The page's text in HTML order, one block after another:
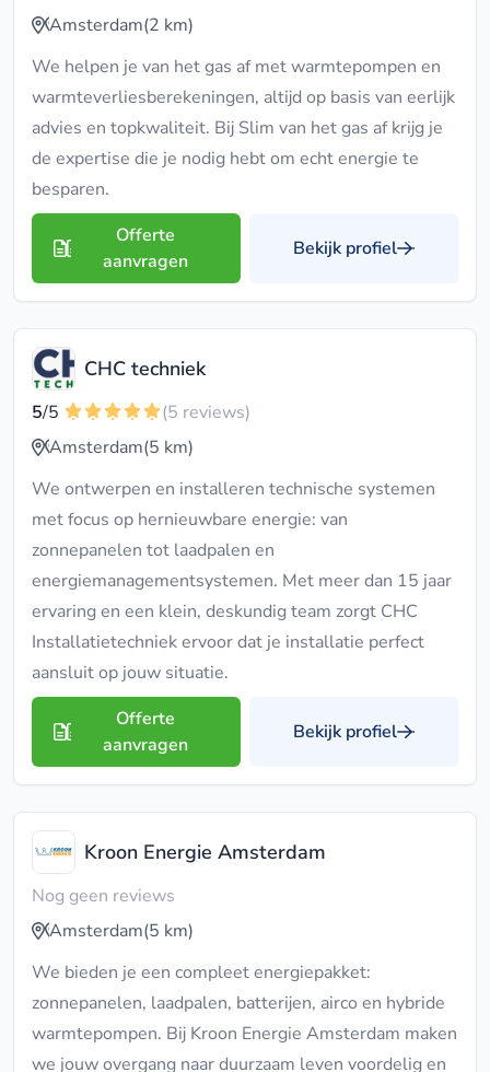
Amsterdam(2 km)
We helpen je van het gas af met warmtepompen en
warmteverliesberekeningen, altijd op basis van eerlijk
advies en topkwaliteit. Bij Slim van het gas af krijg je
de expertise die je nodig hebt om echt energie te
besparen.
Offerte
aanvragen
Bekijk profiel
CHC techniek
5/5
(5 reviews)
Amsterdam(5 km)
We ontwerpen en installeren technische systemen
met focus op hernieuwbare energie: van
zonnepanelen tot laadpalen en
energiemanagementsystemen. Met meer dan 15 jaar
ervaring en een klein, deskundig team zorgt CHC
Installatietechniek ervoor dat je installatie perfect
aansluit op jouw situatie.
Offerte
aanvragen
Bekijk profiel
Kroon Energie Amsterdam
Nog geen reviews
Amsterdam(5 km)
We bieden je een compleet energiepakket:
zonnepanelen, laadpalen, batterijen, airco en hybride
warmtepompen. Bij Kroon Energie Amsterdam maken
we jouw overgang naar duurzaam leven voordelig en